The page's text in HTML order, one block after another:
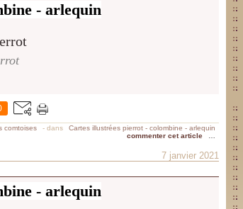
- arlequin
comtoises - dans
Cartes illustrées pierrot - colombine - arlequin
commenter cet article
7 janvier 2021
- arlequin